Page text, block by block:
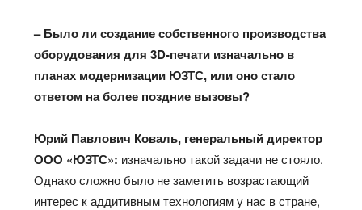
– Было ли создание собственного производства
оборудования для 3D-печати изначально в
планах модернизации ЮЗТС, или оно стало
ответом на более поздние вызовы?
Юрий Павлович Коваль, генеральный директор
ООО «ЮЗТС»: изначально такой задачи не стояло.
Однако сложно было не заметить возрастающий
интерес к аддитивным технологиям у нас в стране,